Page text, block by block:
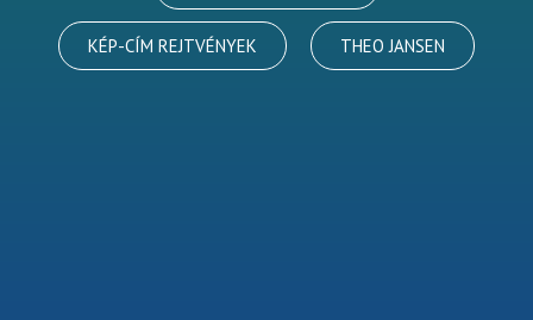
KÉP-CÍM REJTVÉNYEK THEO JANSEN